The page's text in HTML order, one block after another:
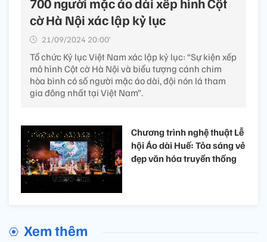
cờ Hà Nội xác lập kỷ lục
21/09/2024 20:00’
Tổ chức Kỷ lục Việt Nam xác lập kỷ lục: “Sự kiện xếp
mô hình Cột cờ Hà Nội và biểu tượng cánh chim
hòa bình có số người mặc áo dài, đội nón lá tham
gia đông nhất tại Việt Nam”.
Chương trình nghệ thuật Lễ
hội Áo dài Huế: Tỏa sáng vẻ
đẹp văn hóa truyền thống
Xem thêm